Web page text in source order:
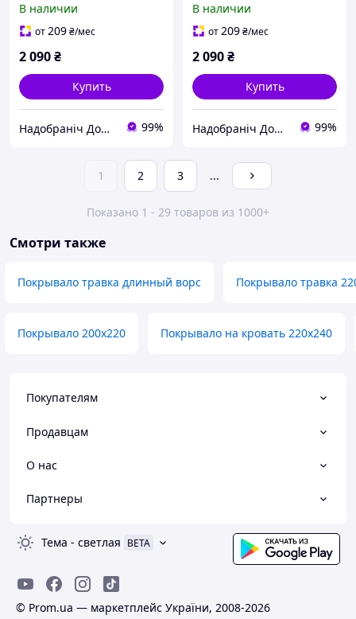
Champagne Хлопок 100%
В наличии
от209₴/мес
2 090₴
Купить
Надобраніч Домашній Текстиль 99%
Coffee Хлопок 100%
В наличии
от209₴/мес
2 090₴
Купить
Надобраніч Домашній Текстиль 99%
1 2 3 ...
Показано 1 - 29 товаров из 1000+
Смотри также
Покрывало травка длинный ворс Покрывало травка
Покрывало 200х220 Покрывало на кровать 220х240
Покупателям
Продавцам
О нас
Партнеры
Тема - светлая BETA
© Prom.ua — маркетплейс України, 2008-2026